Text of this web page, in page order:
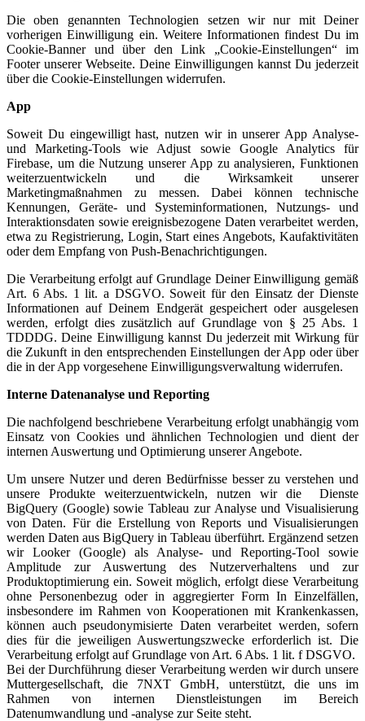
Die oben genannten Technologien setzen wir nur mit Deiner
vorherigen Einwilligung ein. Weitere Informationen findest Du im
Cookie-Banner und über den Link „Cookie-Einstellungen“ im
Footer unserer Webseite. Deine Einwilligungen kannst Du jederzeit
über die Cookie-Einstellungen widerrufen.
App
Soweit Du eingewilligt hast, nutzen wir in unserer App Analyse-
und Marketing-Tools wie Adjust sowie Google Analytics für
Firebase, um die Nutzung unserer App zu analysieren, Funktionen
weiterzuentwickeln und die Wirksamkeit unserer
Marketingmaßnahmen zu messen. Dabei können technische
Kennungen, Geräte- und Systeminformationen, Nutzungs- und
Interaktionsdaten sowie ereignisbezogene Daten verarbeitet werden,
etwa zu Registrierung, Login, Start eines Angebots, Kaufaktivitäten
oder dem Empfang von Push-Benachrichtigungen.
Die Verarbeitung erfolgt auf Grundlage Deiner Einwilligung gemäß
Art. 6 Abs. 1 lit. a DSGVO. Soweit für den Einsatz der Dienste
Informationen auf Deinem Endgerät gespeichert oder ausgelesen
werden, erfolgt dies zusätzlich auf Grundlage von § 25 Abs. 1
TDDDG. Deine Einwilligung kannst Du jederzeit mit Wirkung für
die Zukunft in den entsprechenden Einstellungen der App oder über
die in der App vorgesehene Einwilligungsverwaltung widerrufen.
Interne Datenanalyse und Reporting
Die nachfolgend beschriebene Verarbeitung erfolgt unabhängig vom
Einsatz von Cookies und ähnlichen Technologien und dient der
internen Auswertung und Optimierung unserer Angebote.
Um unsere Nutzer und deren Bedürfnisse besser zu verstehen und
unsere Produkte weiterzuentwickeln, nutzen wir die Dienste
BigQuery (Google) sowie Tableau zur Analyse und Visualisierung
von Daten. Für die Erstellung von Reports und Visualisierungen
werden Daten aus BigQuery in Tableau überführt. Ergänzend setzen
wir Looker (Google) als Analyse- und Reporting-Tool sowie
Amplitude zur Auswertung des Nutzerverhaltens und zur
Produktoptimierung ein. Soweit möglich, erfolgt diese Verarbeitung
ohne Personenbezug oder in aggregierter Form In Einzelfällen,
insbesondere im Rahmen von Kooperationen mit Krankenkassen,
können auch pseudonymisierte Daten verarbeitet werden, sofern
dies für die jeweiligen Auswertungszwecke erforderlich ist. Die
Verarbeitung erfolgt auf Grundlage von Art. 6 Abs. 1 lit. f DSGVO.
Bei der Durchführung dieser Verarbeitung werden wir durch unsere
Muttergesellschaft, die 7NXT GmbH, unterstützt, die uns im
Rahmen von internen Dienstleistungen im Bereich
Datenumwandlung und -analyse zur Seite steht.